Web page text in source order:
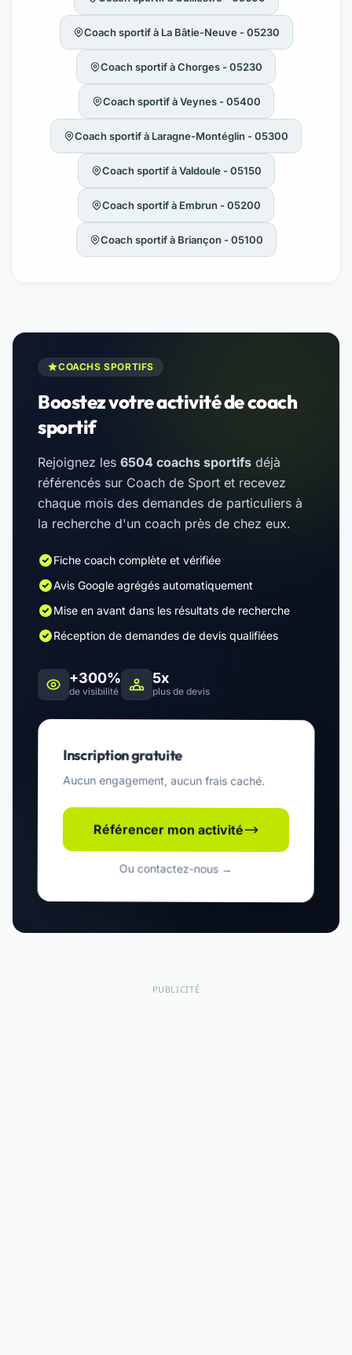
Coach sportif à La Bâtie-Neuve - 05230
Coach sportif à Chorges - 05230
Coach sportif à Veynes - 05400
Coach sportif à Laragne-Montéglin - 05300
Coach sportif à Valdoule - 05150
Coach sportif à Embrun - 05200
Coach sportif à Briançon - 05100
COACHS SPORTIFS
Boostez votre activité de coach
sportif
Rejoignez les 6504 coachs sportifs déjà
référencés sur Coach de Sport et recevez
chaque mois des demandes de particuliers à
la recherche d'un coach près de chez eux.
Fiche coach complète et vérifiée
Avis Google agrégés automatiquement
Mise en avant dans les résultats de recherche
Réception de demandes de devis qualifiées
+300%
de visibilité
5x
plus de devis
Inscription gratuite
Aucun engagement, aucun frais caché.
Référencer mon activité
Ou contactez-nous →
PUBLICITÉ